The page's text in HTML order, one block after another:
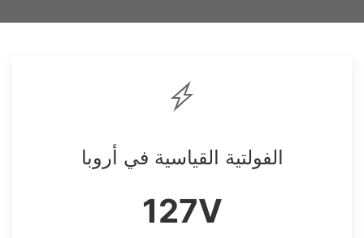
الفولتية القياسية في أروبا
127V